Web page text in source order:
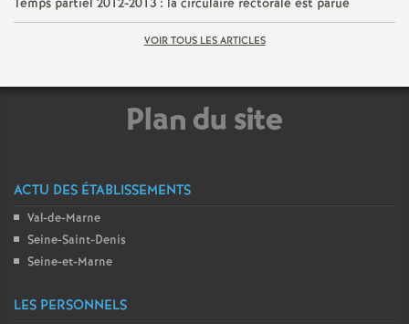
Temps partiel 2012-2013 : la circulaire rectorale est parue
VOIR TOUS LES ARTICLES
Plan du site
ACTU DES ÉTABLISSEMENTS
Val-de-Marne
Seine-Saint-Denis
Seine-et-Marne
LES PERSONNELS